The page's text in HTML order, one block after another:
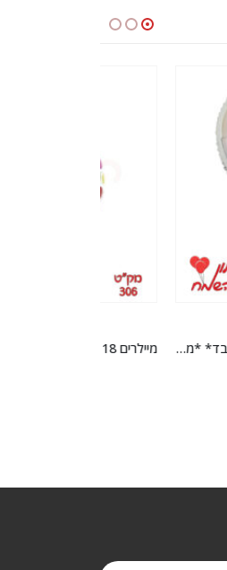
מיילרים 18 אינץ' מודפס *מגיע בסיטונאות חבילה של 5 יח' *